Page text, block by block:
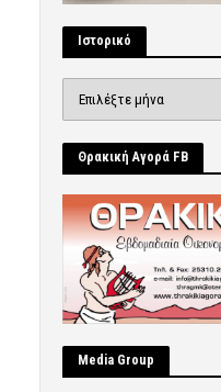
Ιστορικό
Θρακική Αγορά FB
Μedia Group